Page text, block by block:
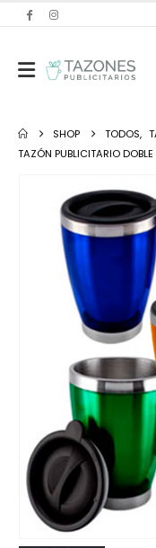
SHOP TODOS,
TAZÓN PUBLICITARIO